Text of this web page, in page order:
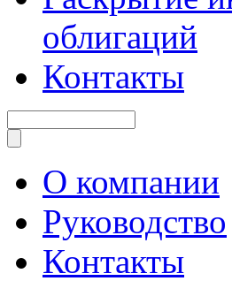
облигаций
Контакты
О компании
Руководство
Контакты